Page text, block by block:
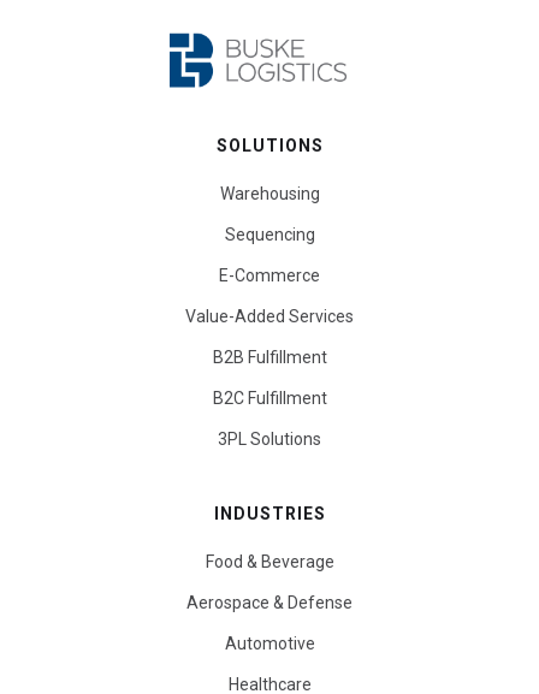
SOLUTIONS
Warehousing
Sequencing
E-Commerce
Value-Added Services
B2B Fulfillment
B2C Fulfillment
3PL Solutions
INDUSTRIES
Food & Beverage
Aerospace & Defense
Automotive
Healthcare